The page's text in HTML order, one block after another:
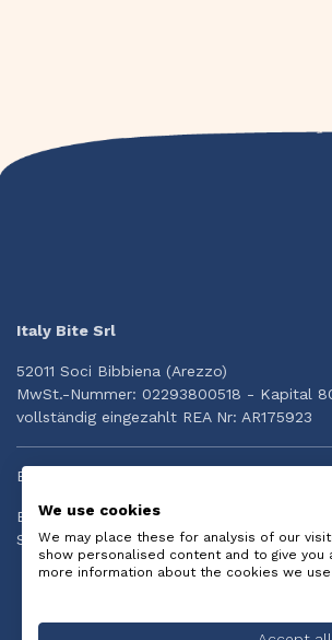
Italy Bite Srl
52011 Soci Bibbiena (Arezzo)
MwSt.-Nummer: 02293800518 - Kapital
vollständig eingezahlt REA Nr: AR175923
Brauchst Du Hilfe?
Email: info@italybite.it
Schnelle Hilfe per Whatsapp: +39
We use cookies
We may place these for analysis of our
show personalised content and to give you
more information about the cookies we